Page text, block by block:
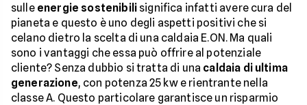
sulle energie sostenibili significa infatti avere cura del
pianeta e questo è uno degli aspetti positivi che si
celano dietro la scelta di una caldaia E.ON. Ma quali
sono i vantaggi che essa può offrire al potenziale
cliente? Senza dubbio si tratta di una caldaia di ultima
generazione, con potenza 25 kw e rientrante nella
classe A. Questo particolare garantisce un risparmio